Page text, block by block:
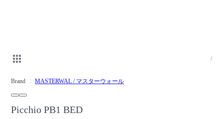
/
Brand MASTERWAL / マスターウォール
Picchio PB1 BED